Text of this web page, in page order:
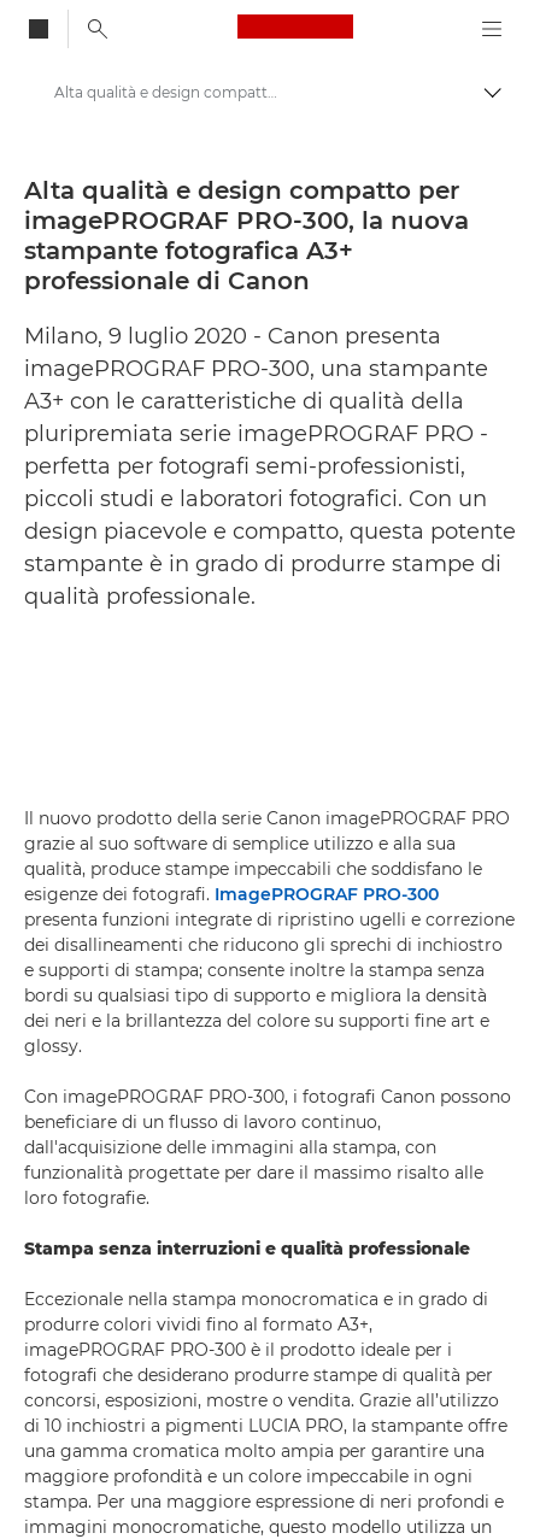
Canon Logo, back
Area stampa
Comunicati stampa - Area Stampa di Canon
Alta qualità e design compatto per imagePROGRAF PRO-300, la nuova stampante fotografica A3+ professionale di Canon - Area Stampa di Canon
Alta qualità e design compatto per
imagePROGRAF PRO-300, la nuova
stampante fotografica A3+
professionale di Canon
Milano, 9 luglio 2020 - Canon presenta
imagePROGRAF PRO-300, una stampante
A3+ con le caratteristiche di qualità della
pluripremiata serie imagePROGRAF PRO -
perfetta per fotografi semi-professionisti,
piccoli studi e laboratori fotografici. Con un
design piacevole e compatto, questa potente
stampante è in grado di produrre stampe di
qualità professionale.
Il nuovo prodotto della serie Canon imagePROGRAF PRO
grazie al suo software di semplice utilizzo e alla sua
qualità, produce stampe impeccabili che soddisfano le
esigenze dei fotografi. ImagePROGRAF PRO-300
presenta funzioni integrate di ripristino ugelli e correzione
dei disallineamenti che riducono gli sprechi di inchiostro
e supporti di stampa; consente inoltre la stampa senza
bordi su qualsiasi tipo di supporto e migliora la densità
dei neri e la brillantezza del colore su supporti fine art e
glossy.
Con imagePROGRAF PRO-300, i fotografi Canon possono
beneficiare di un flusso di lavoro continuo,
dall'acquisizione delle immagini alla stampa, con
funzionalità progettate per dare il massimo risalto alle
loro fotografie.
Stampa senza interruzioni e qualità professionale
Eccezionale nella stampa monocromatica e in grado di
produrre colori vividi fino al formato A3+,
imagePROGRAF PRO-300 è il prodotto ideale per i
fotografi che desiderano produrre stampe di qualità per
concorsi, esposizioni, mostre o vendita. Grazie all’utilizzo
di 10 inchiostri a pigmenti LUCIA PRO, la stampante offre
una gamma cromatica molto ampia per garantire una
maggiore profondità e un colore impeccabile in ogni
stampa. Per una maggiore espressione di neri profondi e
immagini monocromatiche, questo modello utilizza un